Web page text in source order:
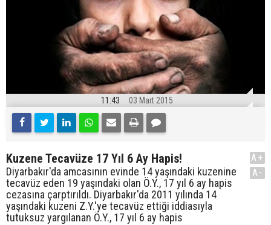
11:43 03 Mart 2015
Kuzene Tecavüze 17 Yıl 6 Ay Hapis!
Diyarbakır'da amcasının evinde 14 yaşındaki kuzenine
tecavüz eden 19 yaşındaki olan Ö.Y., 17 yıl 6 ay hapis
cezasına çarptırıldı. Diyarbakır'da 2011 yılında 14
yaşındaki kuzeni Z.Y.'ye tecavüz ettiği iddiasıyla
tutuksuz yargılanan Ö.Y., 17 yıl 6 ay hapis
A+
A-